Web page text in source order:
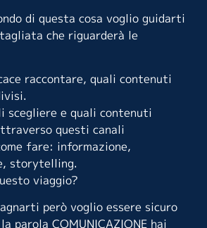
di questa cosa voglio guidarti
che riguarderà le
raccontare, quali contenuti
scegliere e quali contenuti
questi canali
fare: informazione,
storytelling.
viaggio?
però voglio essere sicuro
parola COMUNICAZIONE hai